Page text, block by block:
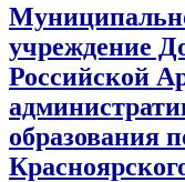
учреждение
Российской
образования